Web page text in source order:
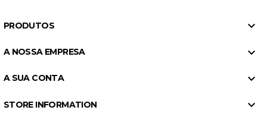
PRODUTOS 
A NOSSA EMPRESA 
A SUA CONTA 
STORE INFORMATION 